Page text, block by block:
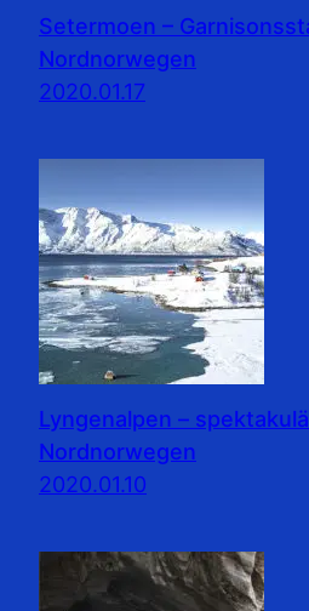
Setermoen –
Nordnorwegen
2020.01.17
Lyngenalpen –
Nordnorwegen
2020.01.10